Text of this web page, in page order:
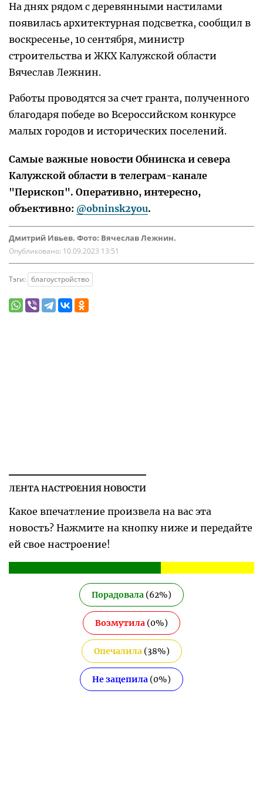
На днях рядом с деревянными настилами
появилась архитектурная подсветка, сообщил в
воскресенье, 10 сентября, министр
строительства и ЖКХ Калужской области
Вячеслав Лежнин.
Работы проводятся за счет гранта, полученного
благодаря победе во Всероссийском конкурсе
малых городов и исторических поселений.
Самые важные новости Обнинска и севера
Калужской области в телеграм-канале
"Перископ". Оперативно, интересно,
объективно: @obninsk2you.
Дмитрий Ивьев. Фото: Вячеслав Лежнин.
Опубликовано: 10.09.2023 13:51
Тэги: благоустройство
ЛЕНТА НАСТРОЕНИЯ НОВОСТИ
Какое впечатление произвела на вас эта
новость? Нажмите на кнопку ниже и передайте
ей свое настроение!
Порадовала (62%)
Возмутила (0%)
Опечалила(38%)
Не зацепила (0%)